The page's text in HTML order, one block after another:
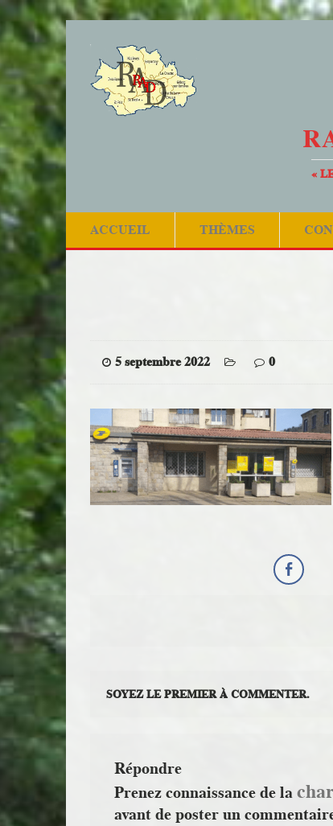
«
ACCUEIL THÈMES
5 septembre 2022 0
SOYEZ LE PREMIER À COMMENTER.
Répondre
Prenez connaissance de la
avant de poster un